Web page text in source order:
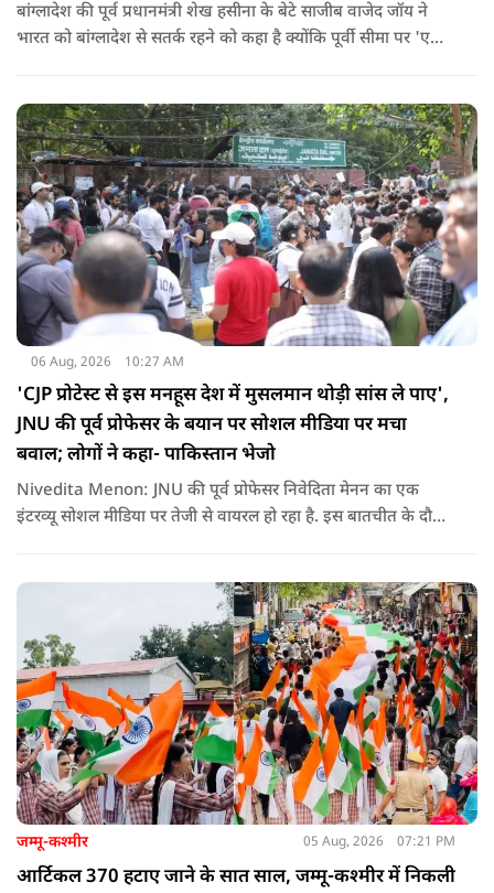
बांग्लादेश की पूर्व प्रधानमंत्री शेख हसीना के बेटे साजीब वाजेद जॉय ने
भारत को बांग्लादेश से सतर्क रहने को कहा है क्योंकि पूर्वी सीमा पर 'एक
होना चाहिए.
06 Aug, 2026 10:27 AM
'CJP प्रोटेस्ट से इस मनहूस देश में मुसलमान थोड़ी सांस ले पाए',
JNU की पूर्व प्रोफेसर के बयान पर सोशल मीडिया पर मचा
बवाल; लोगों ने कहा- पाकिस्तान भेजो
Nivedita Menon: JNU की पूर्व प्रोफेसर निवेदिता मेनन का एक
इंटरव्यू सोशल मीडिया पर तेजी से वायरल हो रहा है. इस बातचीत के दौरान
ज्यादा विवाद खड़ा कर दिया.
जम्मू-कश्मीर 05 Aug, 2026 07:21 PM
आर्टिकल 370 हटाए जाने के सात साल, जम्मू-कश्मीर में निकली